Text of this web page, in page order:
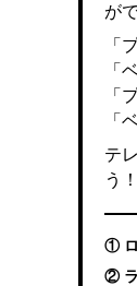
が
「
「
「
「
テ
う！
① ロ
② ラ